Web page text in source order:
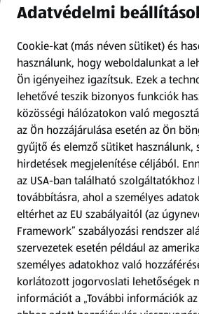
Információk
Kérdőív
Fizetési lehetőségek
ALDI utalványok
Árcsökkentés
Adattörlő alkalmazás
Szervizpont
(új oldalon nyílik meg)
Fedezz fel minket az interneten!
Adatvédelmi
Cookie-kat (más néven sütiket) és
használunk, hogy weboldalunkat a
Ön igényeihez igazítsuk. Ezek a
lehetővé teszik bizonyos funkciók
közösségi hálózatokon való
az Ön hozzájárulása esetén az Ön
gyűjtő és elemző sütiket használunk,
hirdetések megjelenítése céljából.
az USA-ban található
továbbításra, ahol a személyes
eltérhet az EU szabályaitól (az
Framework” szabályozási rendszer
szervezetek esetén például az
személyes adatokhoz való
korlátozott jogorvoslati lehetőségek
információt a „További információk